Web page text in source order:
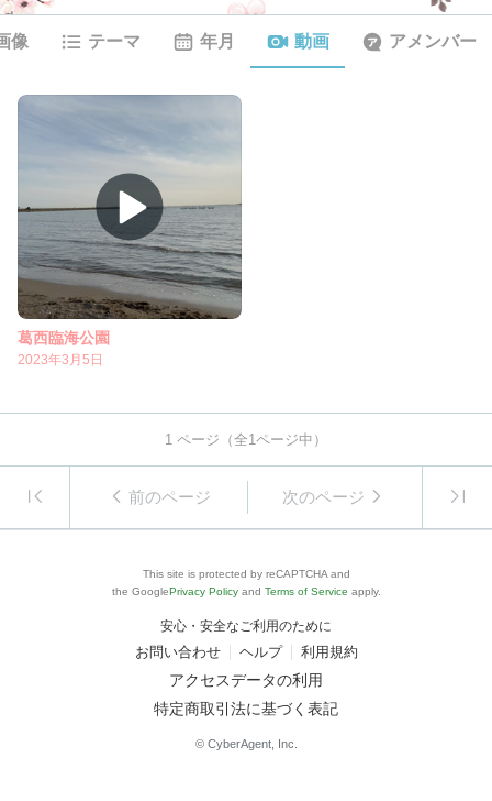
像 テーマ 年月 動画 アメンバー
葛西臨海公園
2023年3月5日
1 ページ（全1ページ中）
前のページ 次のページ
This site is protected by reCAPTCHA and
the GooglePrivacy Policy and Terms of Service apply.
安心・安全なご利用のために
お問い合わせ ヘルプ 利用規約
アクセスデータの利用
特定商取引法に基づく表記
© CyberAgent, Inc.